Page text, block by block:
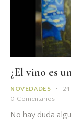
¿El vino es
NOVEDADES
0 Comentarios
No hay duda